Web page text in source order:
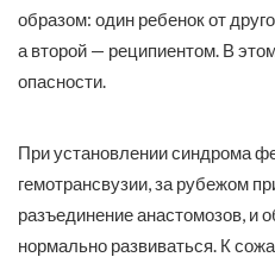
образом: один ребенок от
а второй — реципиентом. В
опасности.
При установлении синдрома
гемотрансвузии, за рубежом
разъединение анастомозов, и
нормально развиваться. К